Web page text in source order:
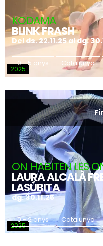
2025
KODAMA
BLINK FRASH
Del ds. 22.11.25al dg.
0 - 5 anys Catalunya
2025
ON HABITEN LES
LAURA ALCALÀ
LASÚBITA
dg. 30.11.25
0 - 2 anys Catalunya